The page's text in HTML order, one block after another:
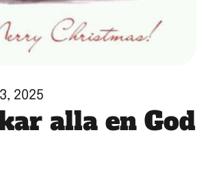
2025
alla en God